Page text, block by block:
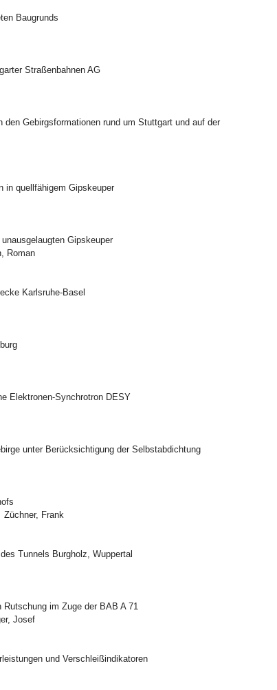
Baugrunds
Straßenbahnen AG
Gebirgsformationen rund um Stuttgart und auf der
in quellfähigem Gipskeuper
Gipskeuper
Roman
Karlsruhe-Basel
Elektronen-Synchrotron DESY
unter Berücksichtigung der Selbstabdichtung
Frank
Tunnels Burgholz, Wuppertal
im Zuge der BAB A 71
Josef
und Verschleißindikatoren